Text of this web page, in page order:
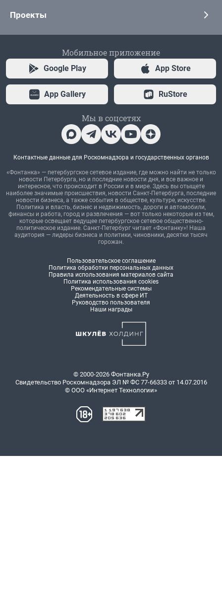
Проекты
Мобильное приложение
Google Play App Store
App Gallery RuStore
Мы в соцсетях
Контактные данные для Роскомнадзора и государственных органов
«Фонтанка» — петербургское сетевое издание, где можно найти не только
новости Петербурга, но и последние новости дня, и все важное и
интересное, что происходит в России и в мире. Здесь вы отыщете
наиболее значимые происшествия, новости Санкт-Петербурга, последние
новости бизнеса, а также события в обществе, культуре, искусстве.
Политика и власть, бизнес и недвижимость, дороги и автомобили,
финансы и работа, город и развлечения — вот только некоторые из тем,
которые освещает ведущее петербургское сетевое общественно-
политическое издание. Санкт-Петербург читает «Фонтанку»! Наша
аудитория — лидеры бизнеса и политики, чиновники, десятки тысяч
горожан.
Пользовательское соглашение
Политика обработки персональных данных
Правила использования материалов сайта
Политика использования cookies
Рекомендательные системы
Деятельность в сфере ИТ
Руководство пользователя
Наши награды
© 2000-2026 Фонтанка.Ру
Свидетельство Роскомнадзора ЭЛ № ФС 77-66333 от 14.07.2016
© ООО «Интернет Технологии»